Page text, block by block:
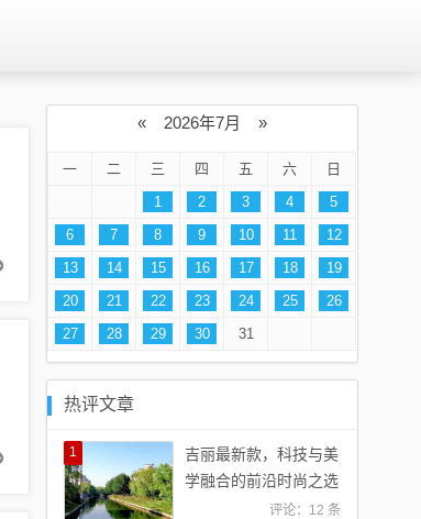
« 2026年7月 »
一 二 三 四 五 六
日
1
2 3 4
5
6
7 8 9 10 11
12
13
14 15 16 17 18
19
20
21 22 23 24 25
26
27
28 29 30 31
热评文章
1
吉丽最新款，科技与美
学融合的前沿时尚之选
评论：12 条